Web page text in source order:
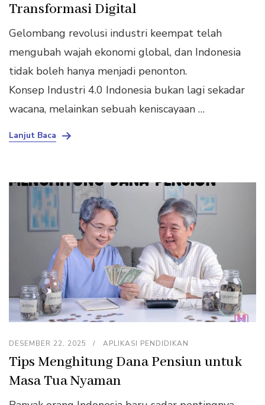
Transformasi Digital
Gelombang revolusi industri keempat telah
mengubah wajah ekonomi global, dan Indonesia
tidak boleh hanya menjadi penonton.
Konsep Industri 4.0 Indonesia bukan lagi sekadar
wacana, melainkan sebuah keniscayaan …
Lanjut Baca
DESEMBER 22, 2025 APLIKASI PENDIDIKAN
Tips Menghitung Dana Pensiun untuk
Masa Tua Nyaman